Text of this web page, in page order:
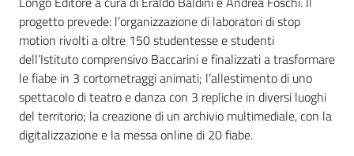
progetto prevede: l’organizzazione di laboratori di stop
motion rivolti a oltre 150 studentesse e studenti
dell’Istituto comprensivo Baccarini e finalizzati a trasformare
le fiabe in 3 cortometraggi animati; l’allestimento di uno
spettacolo di teatro e danza con 3 repliche in diversi luoghi
del territorio; la creazione di un archivio multimediale, con la
digitalizzazione e la messa online di 20 fiabe.